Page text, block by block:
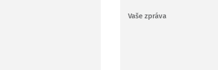
Vaše zpráva